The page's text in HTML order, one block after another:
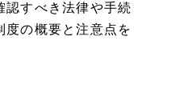
認すべき法律や手続
の概要と注意点を